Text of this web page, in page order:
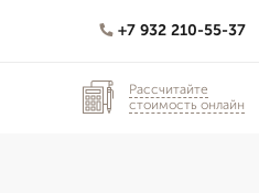
+7 932 210-55-37
Рассчитайте
стоимость онлайн